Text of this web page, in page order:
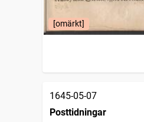
[omärkt]
1645-05-07
Posttidningar